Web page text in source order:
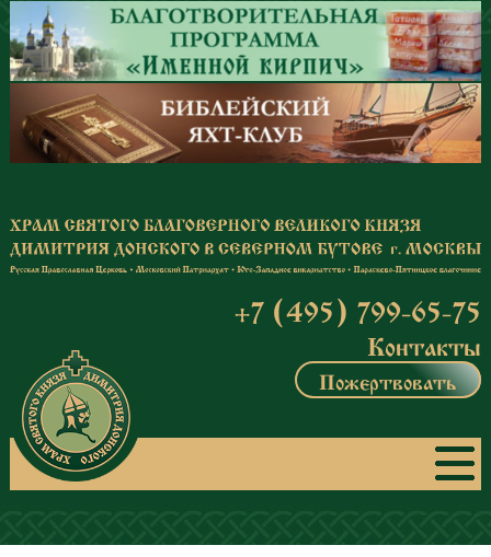
Перейти к основному содержанию
+7 (495) 799-65-75
Контакты
Пожертвовать